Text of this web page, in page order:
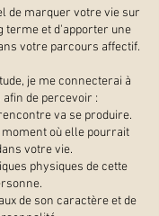
de marquer votre vie sur
terme et d'apporter une
votre parcours affectif.
je me connecterai à
de percevoir :
va se produire.
où elle pourrait
votre vie.
physiques de cette
de son caractère et de